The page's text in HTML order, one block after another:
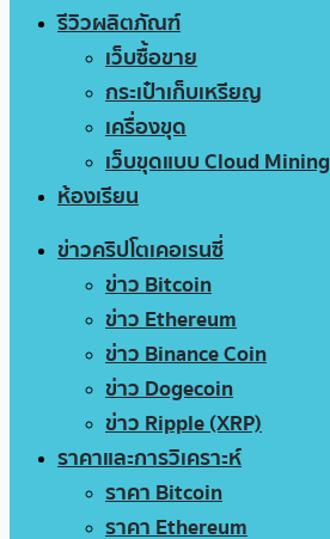
รีวิวผลิตภัณฑ์
เว็บซื้อขาย
กระเป๋าเก็บเหรียญ
เครื่องขุด
เว็บขุดแบบ Cloud Mining
ห้องเรียน
ข่าวคริปโตเคอเรนซี่
ข่าว Bitcoin
ข่าว Ethereum
ข่าว Binance Coin
ข่าว Dogecoin
ข่าว Ripple (XRP)
ราคาและการวิเคราะห์
ราคา Bitcoin
ราคา Ethereum